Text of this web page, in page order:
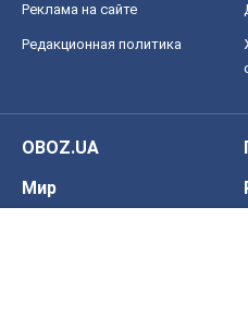
Реклама на сайте
Редакционная политика
OBOZ.UA
Мир